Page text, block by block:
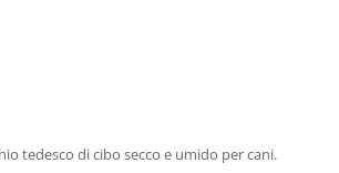
tedesco di cibo secco e umido per cani.